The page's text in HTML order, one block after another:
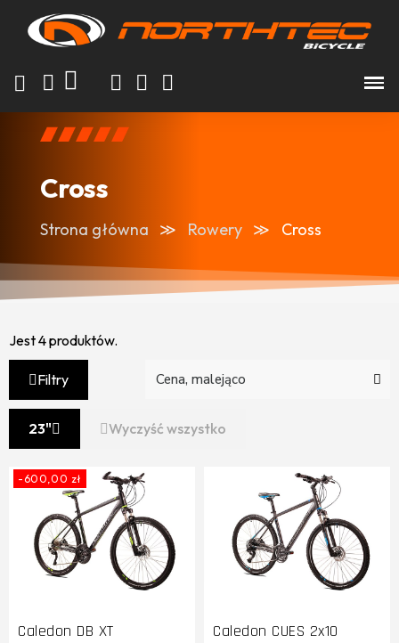
Cross
Strona główna Rowery Cross
Jest 4 produktów.
Filtry
23" Wyczyść wszystko
-600,00 zł
Caledon DB XT Caledon CUES 2x10